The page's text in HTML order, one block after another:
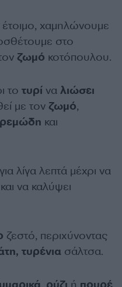
έτοιμο, χαμηλώνουμε
στο
ζωμό κοτόπουλου.
το τυρί να λιώσει
με τον ζωμό,
και
λίγα λεπτά μέχρι να
να καλύψει
ζεστό, περιχύνοντας
τυρένια σάλτσα.